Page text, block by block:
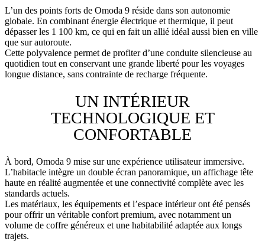
L’un des points forts de Omoda 9 réside dans son autonomie
globale. En combinant énergie électrique et thermique, il peut
dépasser les 1 100 km, ce qui en fait un allié idéal aussi bien en ville
que sur autoroute.
Cette polyvalence permet de profiter d’une conduite silencieuse au
quotidien tout en conservant une grande liberté pour les voyages
longue distance, sans contrainte de recharge fréquente.
UN INTÉRIEUR
TECHNOLOGIQUE ET
CONFORTABLE
À bord, Omoda 9 mise sur une expérience utilisateur immersive.
L’habitacle intègre un double écran panoramique, un affichage tête
haute en réalité augmentée et une connectivité complète avec les
standards actuels.
Les matériaux, les équipements et l’espace intérieur ont été pensés
pour offrir un véritable confort premium, avec notamment un
volume de coffre généreux et une habitabilité adaptée aux longs
trajets.